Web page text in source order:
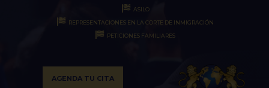
ASILO
REPRESENTACIONES EN LA CORTE DE INMIGRACIÓN
PETICIONES FAMILIARES
AGENDA TU CITA